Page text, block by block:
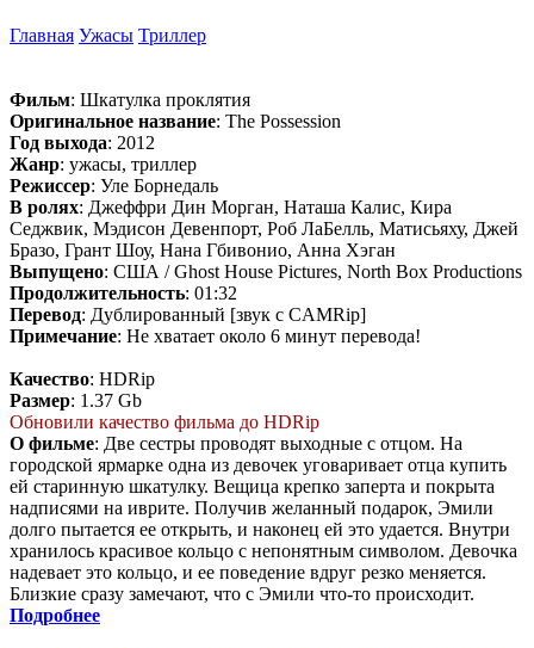
Главная Ужасы Триллер
Фильм: Шкатулка проклятия
Оригинальное название: The Possession
Год выхода: 2012
Жанр: ужасы, триллер
Режиссер: Уле Борнедаль
В ролях: Джеффри Дин Морган, Наташа Калис, Кира
Седжвик, Мэдисон Девенпорт, Роб ЛаБелль, Матисьяху, Джей
Бразо, Грант Шоу, Нана Гбивонио, Анна Хэган
Выпущено: США / Ghost House Pictures, North Box Productions
Продолжительность: 01:32
Перевод: Дублированный [звук с CAMRip]
Примечание: Не хватает около 6 минут перевода!
Качество: HDRip
Размер: 1.37 Gb
Обновили качество фильма до HDRip
О фильме: Две сестры проводят выходные с отцом. На
городской ярмарке одна из девочек уговаривает отца купить
ей старинную шкатулку. Вещица крепко заперта и покрыта
надписями на иврите. Получив желанный подарок, Эмили
долго пытается ее открыть, и наконец ей это удается. Внутри
хранилось красивое кольцо с непонятным символом. Девочка
надевает это кольцо, и ее поведение вдруг резко меняется.
Близкие сразу замечают, что с Эмили что-то происходит.
Подробнее